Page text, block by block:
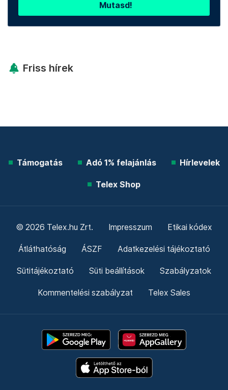
Mutasd!
Friss hírek
Támogatás Adó 1% felajánlás Hírlevelek
Telex Shop
© 2026 Telex.hu Zrt. Impresszum Etikai kódex
Átláthatóság ÁSZF Adatkezelési tájékoztató
Sütitájékoztató Süti beállítások Szabályzatok
Kommentelési szabályzat Telex Sales